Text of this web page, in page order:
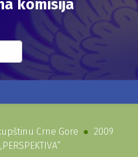
komisija
Crne Gore
2009